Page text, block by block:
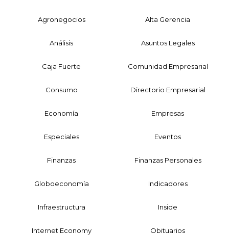
Agronegocios Alta Gerencia
Análisis Asuntos Legales
Caja Fuerte Comunidad Empresarial
Consumo Directorio Empresarial
Economía Empresas
Especiales Eventos
Finanzas Finanzas Personales
Globoeconomía Indicadores
Infraestructura Inside
Internet Economy Obituarios